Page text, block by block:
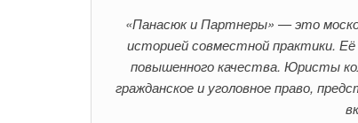
«Панасюк и Партнеры» — это
историей совместной практики.
повышенного качества. Юристы
гражданское и уголовное право,